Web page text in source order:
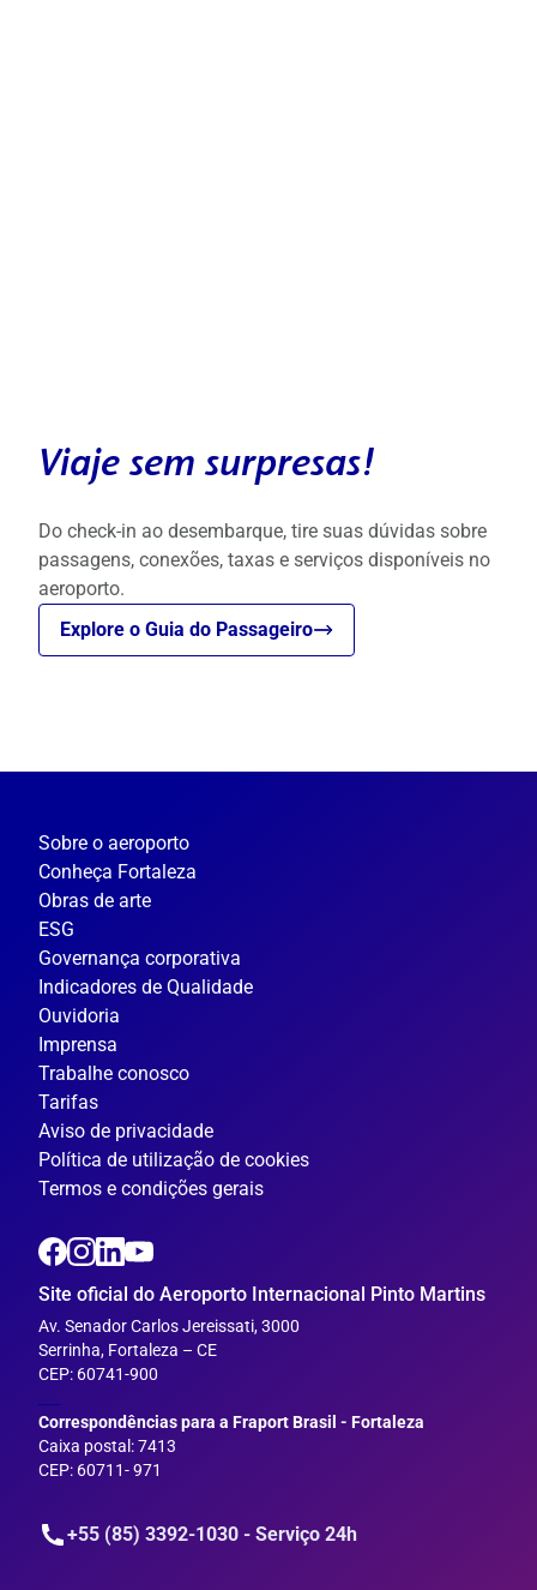
Viaje sem surpresas!
Do check-in ao desembarque, tire suas dúvidas sobre
passagens, conexões, taxas e serviços disponíveis no
aeroporto.
Explore o Guia do Passageiro
Sobre o aeroporto
Conheça Fortaleza
Obras de arte
ESG
Governança corporativa
Indicadores de Qualidade
Ouvidoria
Imprensa
Trabalhe conosco
Tarifas
Aviso de privacidade
Política de utilização de cookies
Termos e condições gerais
Site oficial do Aeroporto Internacional Pinto Martins
Av. Senador Carlos Jereissati, 3000
Serrinha, Fortaleza – CE
CEP: 60741-900
Correspondências para a Fraport Brasil - Fortaleza
Caixa postal: 7413
CEP: 60711- 971
+55 (85) 3392-1030 - Serviço 24h